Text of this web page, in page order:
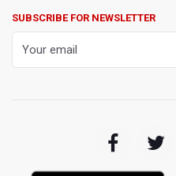
KPK Terima Permintaan
KPK Minta Bambang
SUBSCRIBE FOR NEWSLETTER